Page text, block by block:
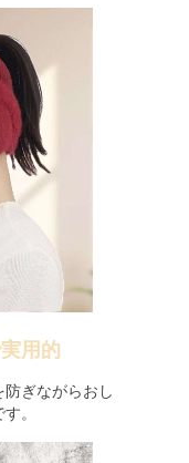
用的
ぎながらおし
。